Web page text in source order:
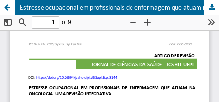
Estresse ocupacional em profissionais de enfermagem que atuam na oncologia